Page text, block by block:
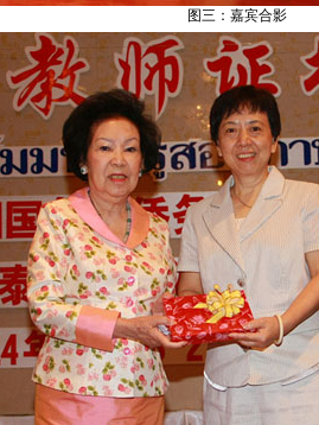
图三：嘉宾合影